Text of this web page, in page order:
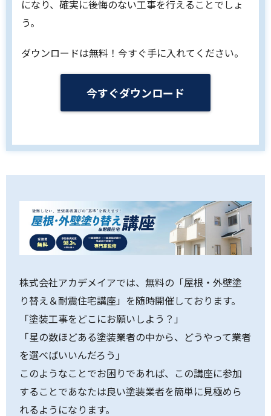
になり、確実に後悔のない工事を行えることでしょ
う。
ダウンロードは無料！今すぐ手に入れてください。
今すぐダウンロード
株式会社アカデメイアでは、無料の「屋根・外壁塗
り替え＆耐震住宅講座」を随時開催しております。
「塗装工事をどこにお願いしよう？」
「星の数ほどある塗装業者の中から、どうやって業者
を選べばいいんだろう」
このようなことでお困りであれば、この講座に参加
することであなたは良い塗装業者を簡単に見極めら
れるようになります。